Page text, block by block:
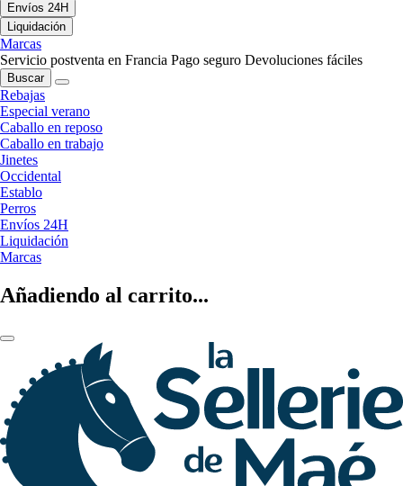
Envíos 24H
Liquidación
Marcas
Servicio postventa en Francia Pago seguro Devoluciones fáciles
Buscar
Rebajas
Especial verano
Caballo en reposo
Caballo en trabajo
Jinetes
Occidental
Establo
Perros
Envíos 24H
Liquidación
Marcas
Añadiendo al carrito...